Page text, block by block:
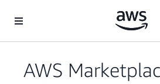
Pular para o conteúdo principal
AWS